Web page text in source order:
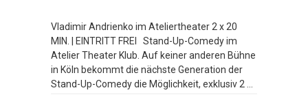
Vladimir Andrienko im Ateliertheater 2 x 20
MIN. | EINTRITT FREI Stand-Up-Comedy im
Atelier Theater Klub. Auf keiner anderen Bühne
in Köln bekommt die nächste Generation der
Stand-Up-Comedy die Möglichkeit, exklusiv 2 x